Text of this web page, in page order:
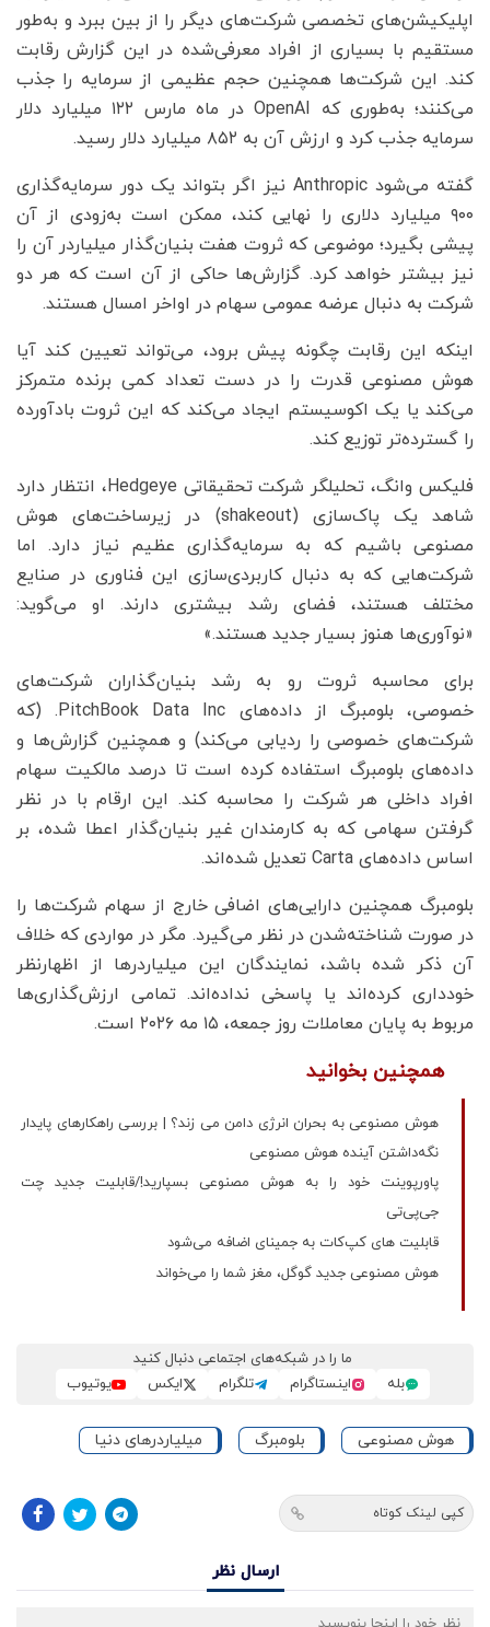
اپلیکیشن‌های تخصصی شرکت‌های دیگر را از بین ببرد و به‌طور
مستقیم با بسیاری از افراد معرفی‌شده در این گزارش رقابت
کند. این شرکت‌ها همچنین حجم عظیمی از سرمایه را جذب
می‌کنند؛ به‌طوری که OpenAI در ماه مارس ۱۲۲ میلیارد دلار
سرمایه جذب کرد و ارزش آن به ۸۵۲ میلیارد دلار رسید.
گفته می‌شود Anthropic نیز اگر بتواند یک دور سرمایه‌گذاری
۹۰۰ میلیارد دلاری را نهایی کند، ممکن است به‌زودی از آن
پیشی بگیرد؛ موضوعی که ثروت هفت بنیان‌گذار میلیاردر آن را
نیز بیشتر خواهد کرد. گزارش‌ها حاکی از آن است که هر دو
شرکت به دنبال عرضه عمومی سهام در اواخر امسال هستند.
اینکه این رقابت چگونه پیش برود، می‌تواند تعیین کند آیا
هوش مصنوعی قدرت را در دست تعداد کمی برنده متمرکز
می‌کند یا یک اکوسیستم ایجاد می‌کند که این ثروت بادآورده
را گسترده‌تر توزیع کند.
فلیکس وانگ، تحلیلگر شرکت تحقیقاتی Hedgeye، انتظار دارد
شاهد یک پاک‌سازی (shakeout) در زیرساخت‌های هوش
مصنوعی باشیم که به سرمایه‌گذاری عظیم نیاز دارد. اما
شرکت‌هایی که به دنبال کاربردی‌سازی این فناوری در صنایع
مختلف هستند، فضای رشد بیشتری دارند. او می‌گوید:
«نوآوری‌ها هنوز بسیار جدید هستند.»
برای محاسبه ثروت رو به رشد بنیان‌گذاران شرکت‌های
خصوصی، بلومبرگ از داده‌های PitchBook Data Inc. (که
شرکت‌های خصوصی را ردیابی می‌کند) و همچنین گزارش‌ها و
داده‌های بلومبرگ استفاده کرده است تا درصد مالکیت سهام
افراد داخلی هر شرکت را محاسبه کند. این ارقام با در نظر
گرفتن سهامی که به کارمندان غیر بنیان‌گذار اعطا شده، بر
اساس داده‌های Carta تعدیل شده‌اند.
بلومبرگ همچنین دارایی‌های اضافی خارج از سهام شرکت‌ها را
در صورت شناخته‌شدن در نظر می‌گیرد. مگر در مواردی که خلاف
آن ذکر شده باشد، نمایندگان این میلیاردرها از اظهارنظر
خودداری کرده‌اند یا پاسخی نداده‌اند. تمامی ارزش‌گذاری‌ها
مربوط به پایان معاملات روز جمعه، ۱۵ مه ۲۰۲۶ است.
همچنین بخوانید
هوش مصنوعی به بحران انرژی دامن می زند؟ | بررسی راهکارهای پایدار
نگه‌داشتن آینده هوش مصنوعی
پاورپوینت خود را به هوش مصنوعی بسپارید!/قابلیت جدید چت
جی‌پی‌تی
قابلیت های کپ‌کات به جمینای اضافه می‌شود
هوش مصنوعی جدید گوگل، مغز شما را می‌خواند
ما را در شبکه‌های اجتماعی دنبال کنید
بله
اینستاگرام تلگرام ایکس یوتیوب
هوش مصنوعی بلومبرگ میلیاردرهای دنیا
کپی لینک کوتاه
ارسال نظر